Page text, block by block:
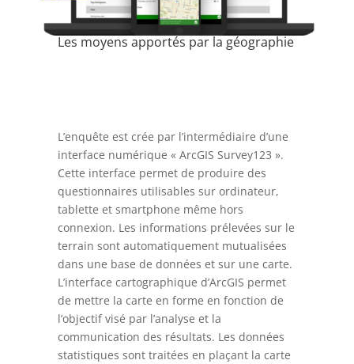
Les moyens apportés par la géographie
L’enquête est crée par l’intermédiaire d’une
interface numérique « ArcGIS Survey123 ».
Cette interface permet de produire des
questionnaires utilisables sur ordinateur,
tablette et smartphone même hors
connexion. Les informations prélevées sur le
terrain sont automatiquement mutualisées
dans une base de données et sur une carte.
L’interface cartographique d’ArcGIS permet
de mettre la carte en forme en fonction de
l’objectif visé par l’analyse et la
communication des résultats. Les données
statistiques sont traitées en plaçant la carte